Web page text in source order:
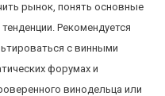
рынок, понять основные
Рекомендуется
с винными
форумах и
винодельца или